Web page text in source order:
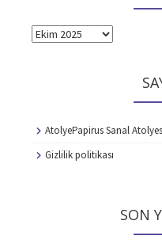
ARŞİVLER
AtolyePapirus Sanal
Gizlilik politikası
SON